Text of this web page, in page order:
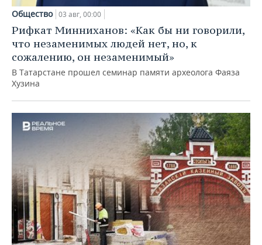
Общество 03 авг, 00:00
Рифкат Минниханов: «Как бы ни говорили,
что незаменимых людей нет, но, к
сожалению, он незаменимый»
В Татарстане прошел семинар памяти археолога Фаяза
Хузина